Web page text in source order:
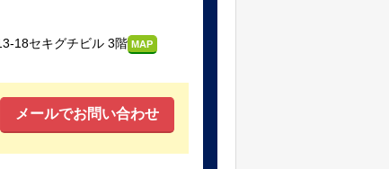
18セキグチビル 3階 MAP
メールでお問い合わせ